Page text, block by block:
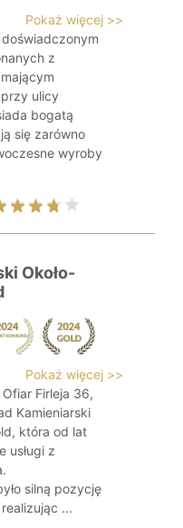
Pokaż więcej >>
z
ulicy
bogatą
się zarówno
wyroby
Około-
Pokaż więcej >>
Firleja 36,
Kamieniarski
która od lat
usługi z
silną pozycję
...